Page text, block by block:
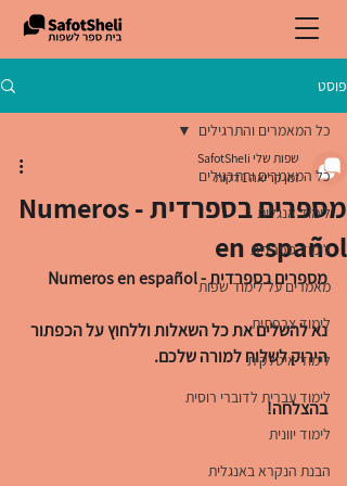
פוסט
כל המאמרים והתרגילים
לימוד אנגלית
לימוד ספרדית
מאמרים על לימוד שפות
לימוד צרפתית
לימוד איטלקית
לימוד עברית לדוברי רוסית
לימוד יוונית
הבנת הנקרא באנגלית
כל המאמרים והתרגילים
מספרים בספרדית - Numeros
en español
שפות שלי SafotSheli
זמן קריאה 1 דקות
מספרים בספרדית - Numeros en español
נא להשלים את כל השאלות וללחוץ על הכפתור
הירוק לשלוח למורה שלכם.
בהצלחה!